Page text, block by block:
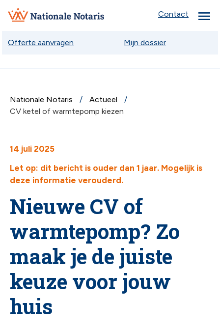
Nationale
Contact menu
Offerte aanvragen Mijn dossier
Nationale Notaris
Actueel
CV ketel of warmtepomp kiezen
14 juli 2025
Let op: dit bericht is ouder dan 1 jaar. Mogelijk is
deze informatie verouderd.
Nieuwe CV of
warmtepomp? Zo
maak je de juiste
keuze voor jouw
huis